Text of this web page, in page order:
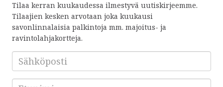
Tilaa kerran kuukaudessa ilmestyvä uutiskirjeemme.
Tilaajien kesken arvotaan joka kuukausi
savonlinnalaisia palkintoja mm. majoitus- ja
ravintolahjakortteja.
Sähköposti
Etunimi